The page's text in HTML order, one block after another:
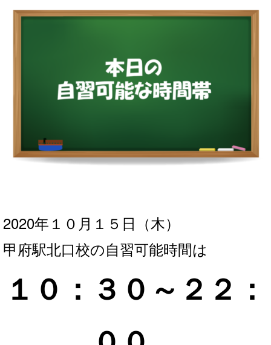
2020年１０月１５ 日（木）
甲府駅北口校の自習可能時間は
１０：３０～２２：